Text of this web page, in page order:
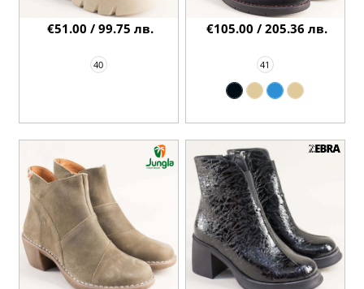
40
€51.00 / 99.75 лв.
41
€105.00 / 205.36 лв.